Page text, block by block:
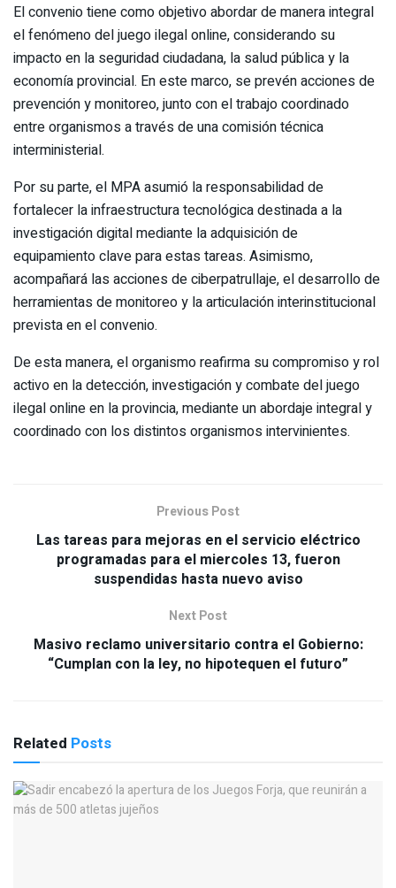
El convenio tiene como objetivo abordar de manera integral
el fenómeno del juego ilegal online, considerando su
impacto en la seguridad ciudadana, la salud pública y la
economía provincial. En este marco, se prevén acciones de
prevención y monitoreo, junto con el trabajo coordinado
entre organismos a través de una comisión técnica
interministerial.
Por su parte, el MPA asumió la responsabilidad de
fortalecer la infraestructura tecnológica destinada a la
investigación digital mediante la adquisición de
equipamiento clave para estas tareas. Asimismo,
acompañará las acciones de ciberpatrullaje, el desarrollo de
herramientas de monitoreo y la articulación interinstitucional
prevista en el convenio.
De esta manera, el organismo reafirma su compromiso y rol
activo en la detección, investigación y combate del juego
ilegal online en la provincia, mediante un abordaje integral y
coordinado con los distintos organismos intervinientes.
Previous Post
Las tareas para mejoras en el servicio eléctrico
programadas para el miercoles 13, fueron
suspendidas hasta nuevo aviso
Next Post
Masivo reclamo universitario contra el Gobierno:
“Cumplan con la ley, no hipotequen el futuro”
Related Posts